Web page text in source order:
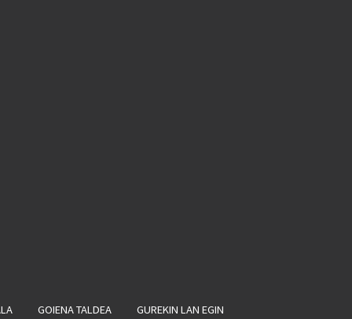
GOIENA TALDEA GUREKIN LAN EGIN